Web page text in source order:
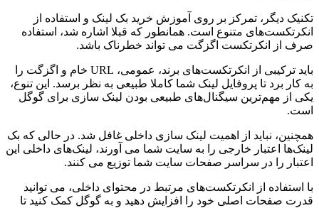
تکنیک دیگر، تمرکز بر روی آموزش خرید بک لینک و استفاده از
انکرتکست‌های متنوع است. همانطور که قبلا اشاره شد، استفاده
صرف از انکرتکست اگزگت می تواند خطرناک باشد.
باید ترکیبی از انکرتکست‌های برند، عمومی، URL خام و اگزگت را
به کار برد تا پروفایل لینک شما کاملا طبیعی به نظر برسد. این تنوع،
یکی از مهم‌ترین سیگنال‌های طبیعی بودن لینک سازی برای گوگل
است.
همچنین، نباید از اهمیت لینک سازی داخلی غافل شد. در حالی که بک
لینک‌ها اعتبار خارجی را به سایت شما می آورند، لینک‌های داخلی این
اعتبار را در سراسر صفحات سایت شما توزیع می کنند.
با استفاده از انکرتکست‌های مرتبط در محتوای داخلی، می توانید
قدرت صفحات اصلی خود را افزایش دهید و به گوگل کمک کنید تا